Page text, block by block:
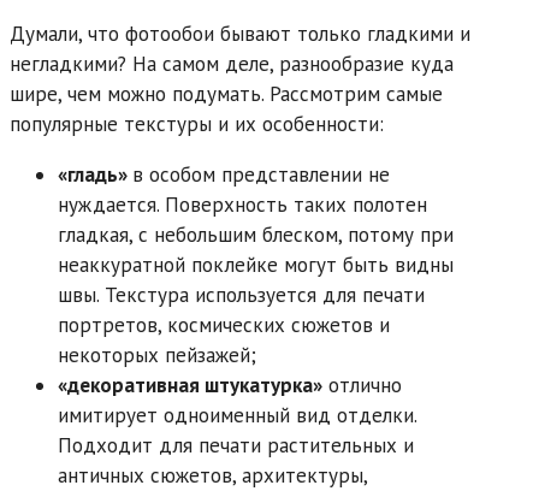
Думали, что фотообои бывают только гладкими и
негладкими? На самом деле, разнообразие куда
шире, чем можно подумать. Рассмотрим самые
популярные текстуры и их особенности:
«гладь» в особом представлении не
нуждается. Поверхность таких полотен
гладкая, с небольшим блеском, потому при
неаккуратной поклейке могут быть видны
швы. Текстура используется для печати
портретов, космических сюжетов и
некоторых пейзажей;
«декоративная штукатурка» отлично
имитирует одноименный вид отделки.
Подходит для печати растительных и
античных сюжетов, архитектуры,